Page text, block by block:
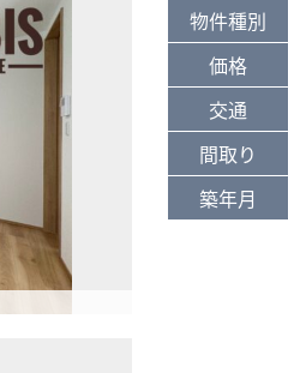
物件種別
価格
交通
間取り
築年月